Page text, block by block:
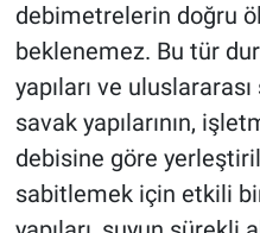
debimetrelerin doğru
beklenemez. Bu tür
yapıları ve
savak yapılarının,
debisine göre
sabitlemek için etkili